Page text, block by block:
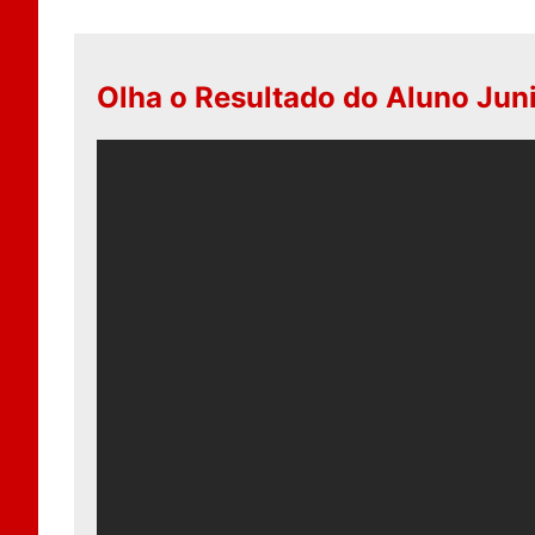
Olha o Resultado do Aluno